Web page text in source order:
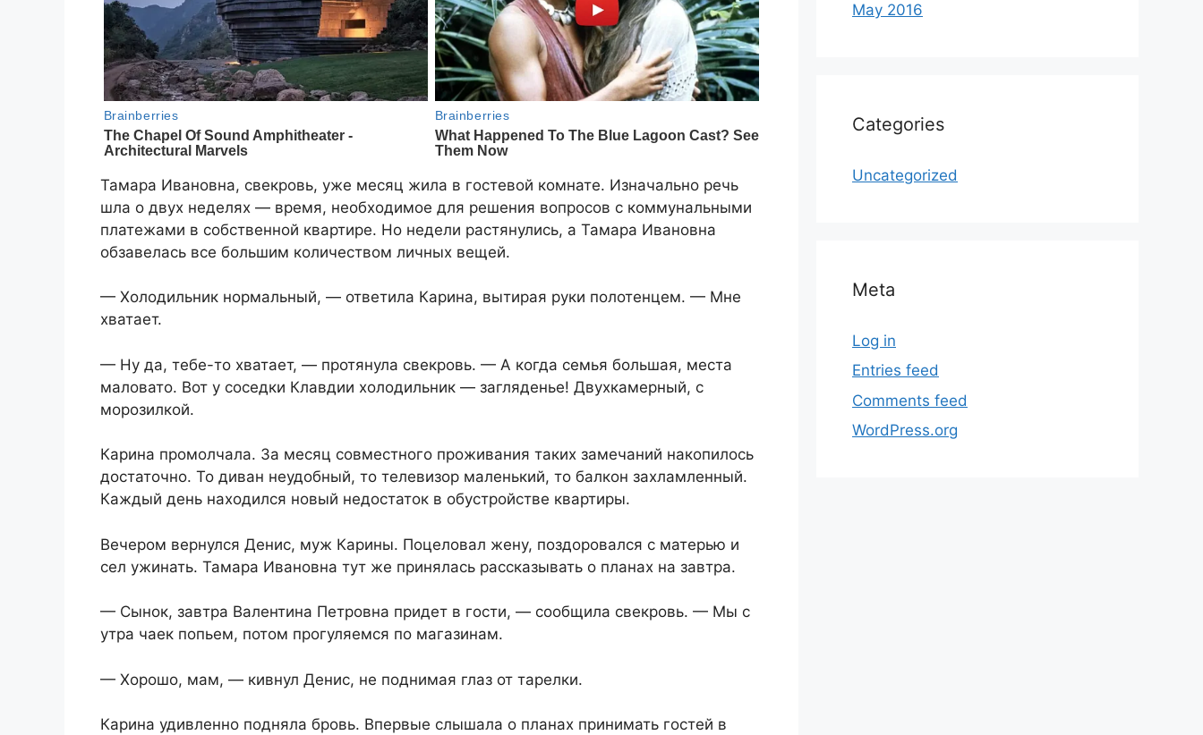
Тамара Ивановна, свекровь, уже месяц жила в гостевой комнате. Изначально речь
шла о двух неделях — время, необходимое для решения вопросов с коммунальными
платежами в собственной квартире. Но недели растянулись, а Тамара Ивановна
обзавелась все большим количеством личных вещей.
— Холодильник нормальный, — ответила Карина, вытирая руки полотенцем. — Мне
хватает.
— Ну да, тебе-то хватает, — протянула свекровь. — А когда семья большая, места
маловато. Вот у соседки Клавдии холодильник — загляденье! Двухкамерный, с
морозилкой.
Карина промолчала. За месяц совместного проживания таких замечаний накопилось
достаточно. То диван неудобный, то телевизор маленький, то балкон захламленный.
Каждый день находился новый недостаток в обустройстве квартиры.
Вечером вернулся Денис, муж Карины. Поцеловал жену, поздоровался с матерью и
сел ужинать. Тамара Ивановна тут же принялась рассказывать о планах на завтра.
— Сынок, завтра Валентина Петровна придет в гости, — сообщила свекровь. — Мы с
утра чаек попьем, потом прогуляемся по магазинам.
— Хорошо, мам, — кивнул Денис, не поднимая глаз от тарелки.
Карина удивленно подняла бровь. Впервые слышала о планах принимать гостей в
May 2016
Categories
Uncategorized
Meta
Log in
Entries feed
Comments feed
WordPress.org